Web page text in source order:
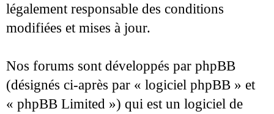
légalement responsable des conditions
modifiées et mises à jour.
Nos forums sont développés par phpBB
(désignés ci-après par « logiciel phpBB » et
« phpBB Limited ») qui est un logiciel de